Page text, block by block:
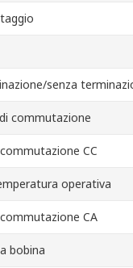
senza
commutazione
CC
operativa
CA
bobina